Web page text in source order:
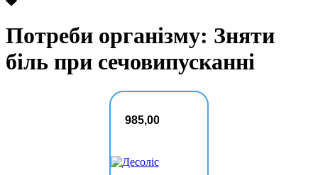
Потреби організму: Зняти
біль при сечовипусканні
985,00